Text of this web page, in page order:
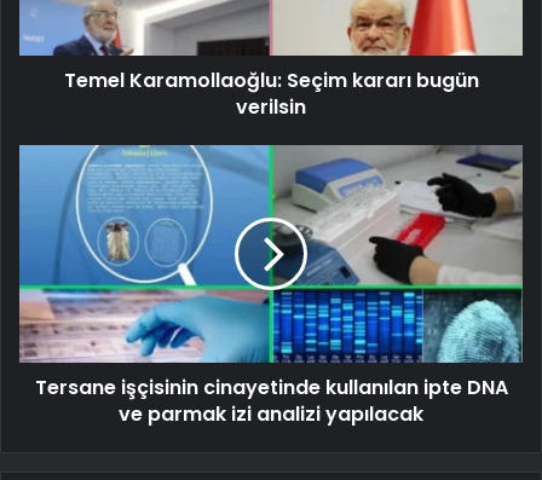
Temel Karamollaoğlu: Seçim kararı bugün
verilsin
Tersane işçisinin cinayetinde kullanılan ipte DNA
ve parmak izi analizi yapılacak